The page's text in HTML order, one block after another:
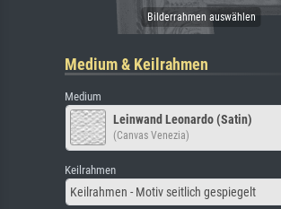
Medium & Keilrahmen
Medium
Leinwand Leonardo (Satin)
(Canvas Venezia)
Keilrahmen
Keilrahmen - Motiv seitlich gespiegelt